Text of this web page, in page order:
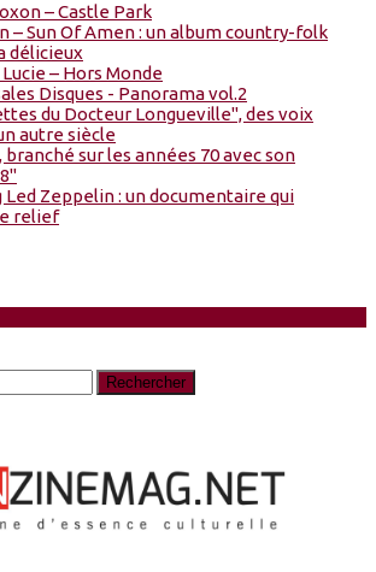
– Castle Park
– Sun Of Amen : un album country-folk
délicieux
– Hors Monde
Disques - Panorama vol.2
du Docteur Longueville", des voix
autre siècle
branché sur les années 70 avec son
Led Zeppelin : un documentaire qui
relief